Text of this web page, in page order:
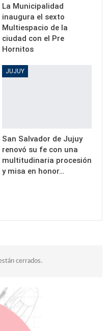
La Municipalidad
inaugura el sexto
Multiespacio de la
ciudad con el Pre
Hornitos
JUJUY
San Salvador de Jujuy
renovó su fe con una
multitudinaria procesión
y misa en honor…
cerrados.